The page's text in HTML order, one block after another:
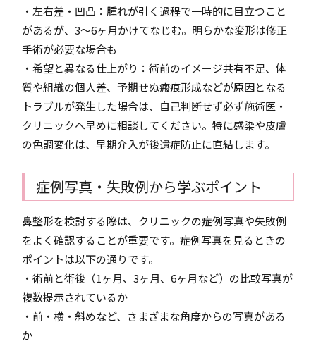
・左右差・凹凸：腫れが引く過程で一時的に目立つこと
があるが、3～6ヶ月かけてなじむ。明らかな変形は修正
手術が必要な場合も
・希望と異なる仕上がり：術前のイメージ共有不足、体
質や組織の個人差、予期せぬ瘢痕形成などが原因となる
トラブルが発生した場合は、自己判断せず必ず施術医・
クリニックへ早めに相談してください。特に感染や皮膚
の色調変化は、早期介入が後遺症防止に直結します。
症例写真・失敗例から学ぶポイント
鼻整形を検討する際は、クリニックの症例写真や失敗例
をよく確認することが重要です。症例写真を見るときの
ポイントは以下の通りです。
・術前と術後（1ヶ月、3ヶ月、6ヶ月など）の比較写真が
複数提示されているか
・前・横・斜めなど、さまざまな角度からの写真がある
か